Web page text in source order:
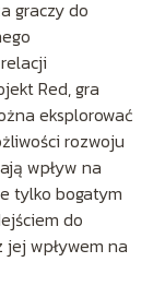
graczy do
Red, gra
eksplorować
rozwoju
wpływ na
tylko bogatym
do
wpływem na